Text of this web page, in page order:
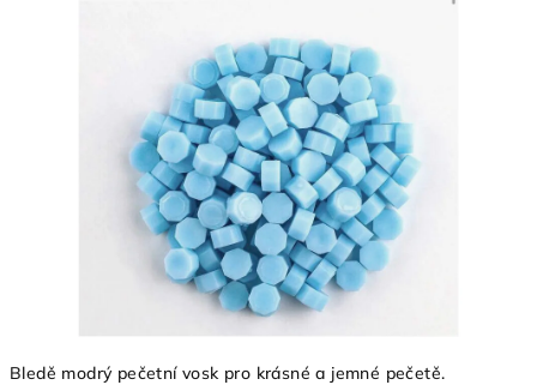
Bledě modrý pečetní vosk pro krásné a jemné pečetě.
hvězdiček.